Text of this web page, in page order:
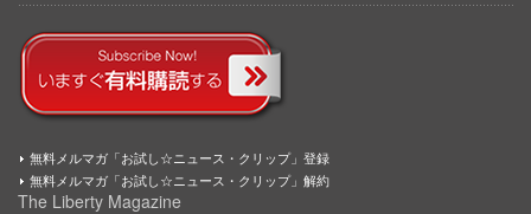
無料メルマガ「お試し☆ニュース・クリップ」登録
無料メルマガ「お試し☆ニュース・クリップ」解約
The Liberty Magazine